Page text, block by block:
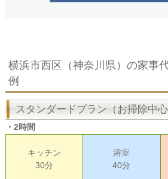
横浜市西区（神奈川県）の家事
例
スタンダードプラン（お掃除中心
・2時間
キッチン
30分
浴室
40分